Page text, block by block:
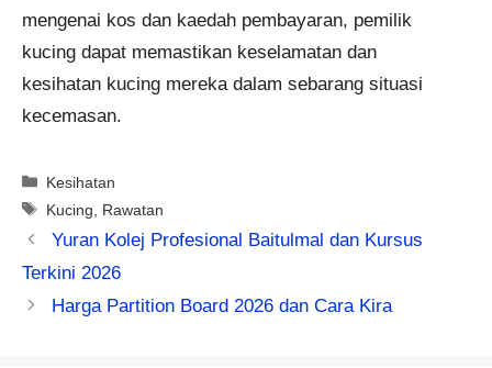
mengenai kos dan kaedah pembayaran, pemilik
kucing dapat memastikan keselamatan dan
kesihatan kucing mereka dalam sebarang situasi
kecemasan.
Categories
Kesihatan
Tags
Kucing Rawatan
Yuran Kolej Profesional Baitulmal dan Kursus
Terkini 2026
Harga Partition Board 2026 dan Cara Kira